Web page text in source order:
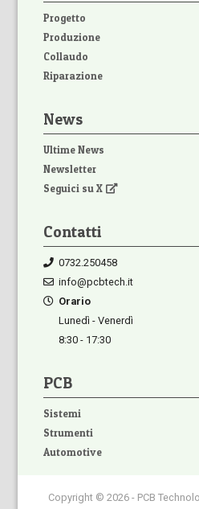
Progetto
Produzione
Collaudo
Riparazione
News
Ultime News
Newsletter
Seguici su X
Contatti
0732.250458
info@pcbtech.it
Orario
Lunedì - Venerdì
8:30 - 17:30
PCB
Sistemi
Strumenti
Automotive
Copyright © 2026 - PCB